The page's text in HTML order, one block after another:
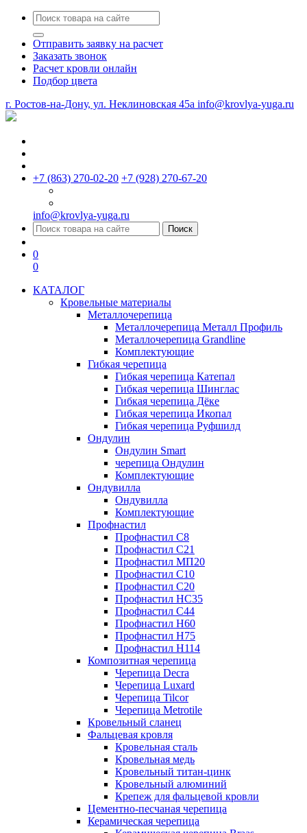
Отправить заявку на расчет
Заказать звонок
Расчет кровли онлайн
Подбор цвета
г. Ростов-на-Дону, ул. Неклиновская 45a info@krovlya-yuga.ru
+7 (863) 270-02-20 +7 (928) 270-67-20
info@krovlya-yuga.ru
Поиск
0
0
КАТАЛОГ
Кровельные материалы
Металлочерепица
Металлочерепица Металл Профиль
Металлочерепица Grandline
Комплектующие
Гибкая черепица
Гибкая черепица Катепал
Гибкая черепица Шинглас
Гибкая черепица Дёке
Гибкая черепица Икопал
Гибкая черепица Руфшилд
Ондулин
Ондулин Smart
черепица Ондулин
Комплектующие
Ондувилла
Ондувилла
Комплектующие
Профнастил
Профнастил C8
Профнастил C21
Профнастил МП20
Профнастил C10
Профнастил C20
Профнастил НС35
Профнастил C44
Профнастил Н60
Профнастил Н75
Профнастил Н114
Композитная черепица
Черепица Decra
Черепица Luxard
Черепица Tilcor
Черепица Metrotile
Кровельный сланец
Фальцевая кровля
Кровельная сталь
Кровельная медь
Кровельный титан-цинк
Кровельный алюминий
Крепеж для фальцевой кровли
Цементно-песчаная черепица
Керамическая черепица